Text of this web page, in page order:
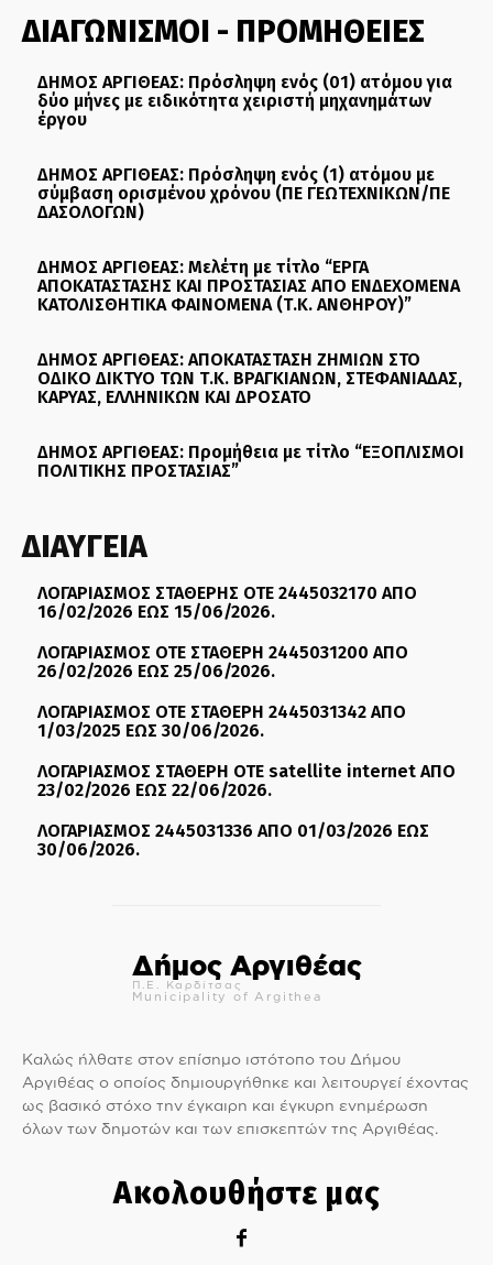
ΔΙΑΓΩΝΙΣΜΟΙ - ΠΡΟΜΗΘΕΙΕΣ
ΔΗΜΟΣ ΑΡΓΙΘΕΑΣ: Πρόσληψη ενός (01) ατόμου για
δύο μήνες με ειδικότητα χειριστή μηχανημάτων
έργου
ΔΗΜΟΣ ΑΡΓΙΘΕΑΣ: Πρόσληψη ενός (1) ατόμου με
σύμβαση ορισμένου χρόνου (ΠΕ ΓΕΩΤΕΧΝΙΚΩΝ/ΠΕ
ΔΑΣΟΛΟΓΩΝ)
ΔΗΜΟΣ ΑΡΓΙΘΕΑΣ: Μελέτη με τίτλο “ΕΡΓΑ
ΑΠΟΚΑΤΑΣΤΑΣΗΣ ΚΑΙ ΠΡΟΣΤΑΣΙΑΣ ΑΠΟ ΕΝΔΕΧΟΜΕΝΑ
ΚΑΤΟΛΙΣΘΗΤΙΚΑ ΦΑΙΝΟΜΕΝΑ (Τ.Κ. ΑΝΘΗΡΟΥ)”
ΔΗΜΟΣ ΑΡΓΙΘΕΑΣ: ΑΠΟΚΑΤΑΣΤΑΣΗ ΖΗΜΙΩΝ ΣΤΟ
ΟΔΙΚΟ ΔΙΚΤΥΟ ΤΩΝ Τ.Κ. ΒΡΑΓΚΙΑΝΩΝ, ΣΤΕΦΑΝΙΑΔΑΣ,
ΚΑΡΥΑΣ, ΕΛΛΗΝΙΚΩΝ ΚΑΙ ΔΡΟΣΑΤΟ
ΔΗΜΟΣ ΑΡΓΙΘΕΑΣ: Προμήθεια με τίτλο “ΕΞΟΠΛΙΣΜΟΙ
ΠΟΛΙΤΙΚΗΣ ΠΡΟΣΤΑΣΙΑΣ”
ΔΙΑΥΓΕΙΑ
ΛΟΓΑΡΙΑΣΜΟΣ ΣΤΑΘΕΡΗΣ ΟΤΕ 2445032170 ΑΠΟ
16/02/2026 ΕΩΣ 15/06/2026.
ΛΟΓΑΡΙΑΣΜΟΣ ΟΤΕ ΣΤΑΘΕΡΗ 2445031200 ΑΠΟ
26/02/2026 ΕΩΣ 25/06/2026.
ΛΟΓΑΡΙΑΣΜΟΣ ΟΤΕ ΣΤΑΘΕΡΗ 2445031342 ΑΠΟ
1/03/2025 ΕΩΣ 30/06/2026.
ΛΟΓΑΡΙΑΣΜΟΣ ΣΤΑΘΕΡΗ ΟΤΕ satellite internet ΑΠΟ
23/02/2026 ΕΩΣ 22/06/2026.
ΛΟΓΑΡΙΑΣΜΟΣ 2445031336 ΑΠΟ 01/03/2026 ΕΩΣ
30/06/2026.
Δήμος Αργιθέας
Π.Ε. Καρδίτσας
Municipality of Argithea
Καλώς ήλθατε στον επίσημο ιστότοπο του Δήμου
Αργιθέας ο οποίος δημιουργήθηκε και λειτουργεί έχοντας
ως βασικό στόχο την έγκαιρη και έγκυρη ενημέρωση
όλων των δημοτών και των επισκεπτών της Αργιθέας.
Ακολουθήστε μας